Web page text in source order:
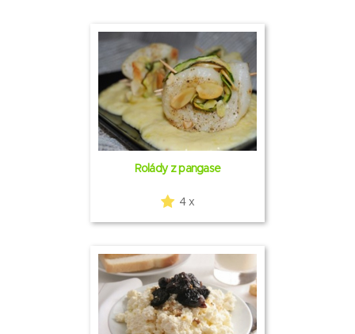
Rolády z pangase
4 x